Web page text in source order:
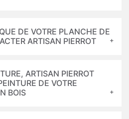
DE VOTRE PLANCHE DE
ARTISAN PIERROT
ARTISAN PIERROT
DE VOTRE
BOIS